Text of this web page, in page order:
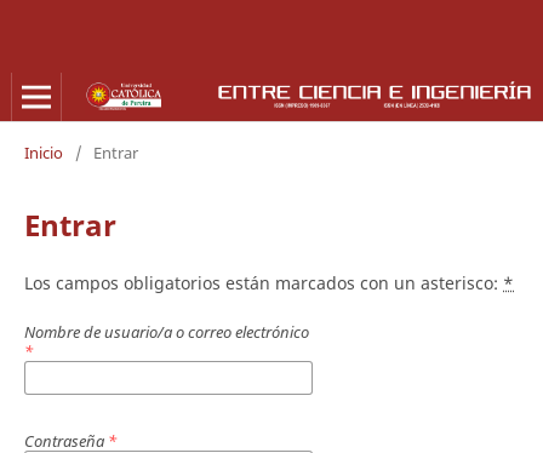
Inicio / Entrar
Entrar
Los campos obligatorios están marcados con un asterisco: *
Nombre de usuario/a o correo electrónico
*
Contraseña *